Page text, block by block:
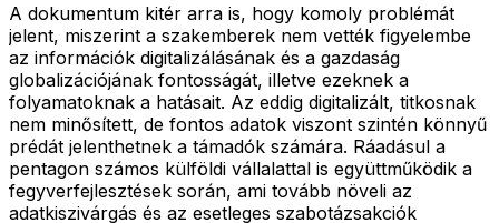
A dokumentum kitér arra is, hogy komoly problémát
jelent, miszerint a szakemberek nem vették figyelembe
az információk digitalizálásának és a gazdaság
globalizációjának fontosságát, illetve ezeknek a
folyamatoknak a hatásait. Az eddig digitalizált, titkosnak
nem minősített, de fontos adatok viszont szintén könnyű
prédát jelenthetnek a támadók számára. Ráadásul a
pentagon számos külföldi vállalattal is együttműködik a
fegyverfejlesztések során, ami tovább növeli az
adatkiszivárgás és az esetleges szabotázsakciók